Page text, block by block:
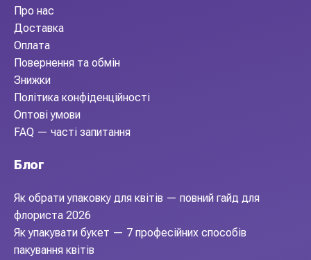
Про нас
Доставка
Оплата
Повернення та обмін
Знижки
Політика конфіденційності
Оптові умови
FAQ — часті запитання
Блог
Як обрати упаковку для квітів — повний гайд для
флориста 2026
Як упакувати букет — 7 професійних способів
пакування квітів